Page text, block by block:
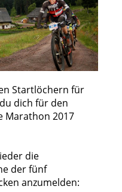
Startlöchern für
dich für den
Marathon 2017
die
der fünf
anzumelden: